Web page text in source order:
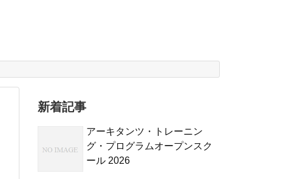
新着記事
アーキタンツ・トレーニン
グ・プログラムオープンスク
ール 2026